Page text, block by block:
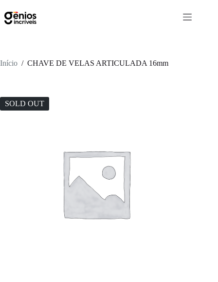
Início / CHAVE DE VELAS ARTICULADA 16mm
SOLD OUT